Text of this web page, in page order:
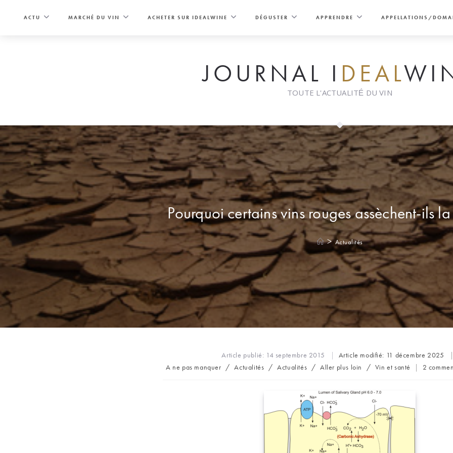
ACTU MARCHÉ DU VIN ACHETER SUR IDEALWINE DÉGUSTER APPRENDRE APPELLATIONS/
JOURNAL I DEAL
TOUTE L'ACTUALITÉ DU VIN
Pourquoi certains vins rouges assèchent-ils
> Actualités
Article publié: 14 septembre 2015 Article modifié: 11 décembre 2025
Post
A ne pas manquer / Actualités / Actualités / Aller plus loin / Vin et santé 2